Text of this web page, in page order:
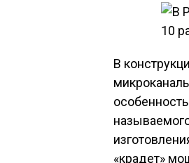
В
«крадет»